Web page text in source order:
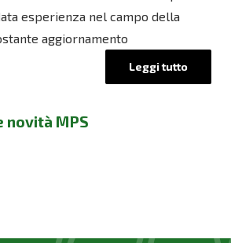
esperienza nel campo della
aggiornamento
Leggi tutto
novità MPS